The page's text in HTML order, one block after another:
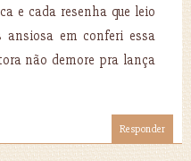
e cada resenha que leio
em conferi essa
não demore pra lança
Responder